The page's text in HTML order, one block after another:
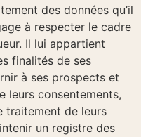
des données qu’il
à respecter le cadre
Il lui appartient
finalités de ses
à ses prospects et
leurs consentements,
traitement de leurs
un registre des